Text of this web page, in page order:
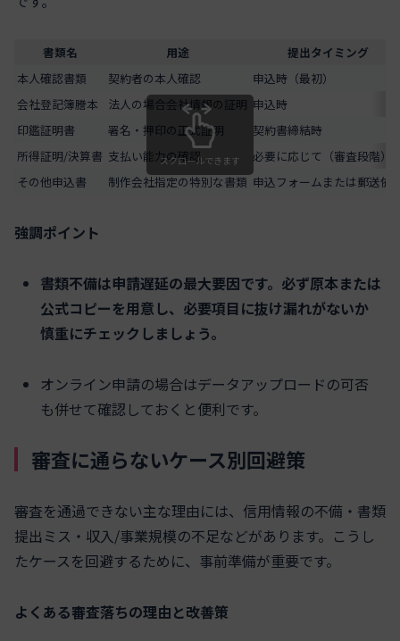
書類名 用途
提出タイミング
本人確認書類
契約者の本人確認
申込時（最初）
会社登記簿謄本
法人の場合会社情報の証明 申込時
印鑑証明書
署名・押印の正式証明
契約書締結時
所得証明/決算書 支払い能力の確認
必要に応じて（審査段階）
その他申込書
制作会社指定の特別な書類 申込フォームまたは郵送依
スクロールできます
強調ポイント
書類不備は申請遅延の最大要因です。必ず原本または
公式コピーを用意し、必要項目に抜け漏れがないか
慎重にチェックしましょう。
オンライン申請の場合はデータアップロードの可否
も併せて確認しておくと便利です。
審査に通らないケース別回避策
審査を通過できない主な理由には、信用情報の不備・書類
提出ミス・収入/事業規模の不足などがあります。こうし
たケースを回避するために、事前準備が重要です。
よくある審査落ちの理由と改善策